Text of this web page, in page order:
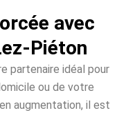
avec
Piéton
partenaire idéal pour
ou de votre
augmentation, il est